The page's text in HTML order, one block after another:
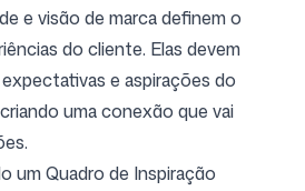
e visão de marca definem o
do cliente. Elas devem
e aspirações do
uma conexão que vai
um Quadro de Inspiração